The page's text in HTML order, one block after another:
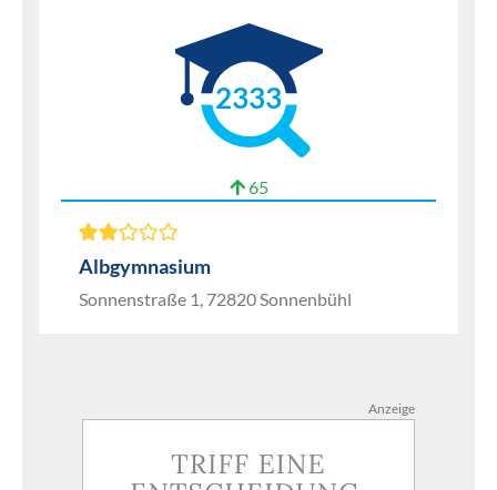
2333
65
Albgymnasium
Sonnenstraße 1, 72820 Sonnenbühl
Anzeige